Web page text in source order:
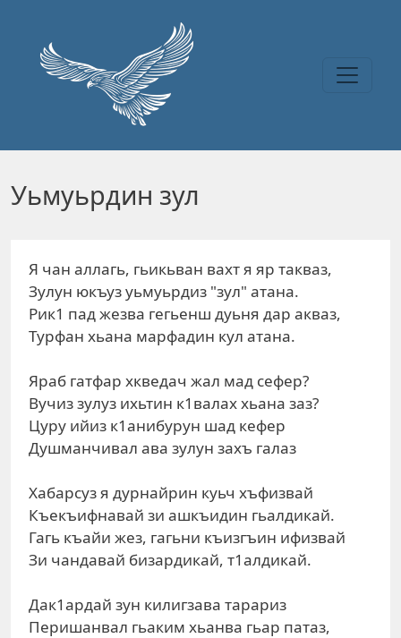
Уьмуьрдин зул
Я чан аллагь, гьикьван вахт я яр такваз,
Зулун юкъуз уьмуьрдиз "зул" атана.
Рик1 пад жезва гегьенш дуьня дар акваз,
Турфан хьана марфадин кул атана.
Яраб гатфар хкведач жал мад сефер?
Вучиз зулуз ихьтин к1валах хьана заз?
Цуру ийиз к1анибурун шад кефер
Душманчивал ава зулун захъ галаз
Хабарсуз я дурнайрин куьч хъфизвай
Къекъифнавай зи ашкъидин гьалдикай.
Гагь къайи жез, гагьни къизгъин ифизвай
Зи чандавай бизардикай, т1алдикай.
Дак1ардай зун килигзава тарариз
Перишанвал гьаким хьанва гьар патаз,